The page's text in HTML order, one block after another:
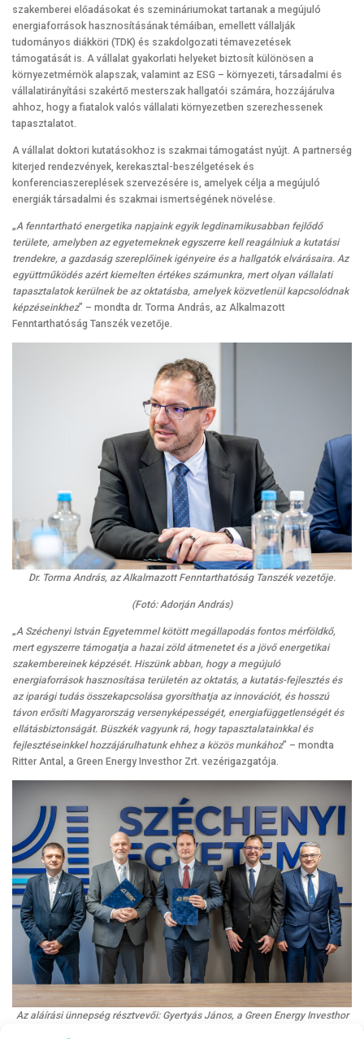
szakemberei előadásokat és szemináriumokat tartanak a megújuló
energiaforrások hasznosításának témáiban, emellett vállalják
tudományos diákköri (TDK) és szakdolgozati témavezetések
támogatását is. A vállalat gyakorlati helyeket biztosít különösen a
környezetmérnök alapszak, valamint az ESG – környezeti, társadalmi és
vállalatirányítási szakértő mesterszak hallgatói számára, hozzájárulva
ahhoz, hogy a fiatalok valós vállalati környezetben szerezhessenek
tapasztalatot.
A vállalat doktori kutatásokhoz is szakmai támogatást nyújt. A partnerség
kiterjed rendezvények, kerekasztal-beszélgetések és
konferenciaszereplések szervezésére is, amelyek célja a megújuló
energiák társadalmi és szakmai ismertségének növelése.
„A fenntartható energetika napjaink egyik legdinamikusabban fejlődő
területe, amelyben az egyetemeknek egyszerre kell reagálniuk a kutatási
trendekre, a gazdaság szereplőinek igényeire és a hallgatók elvárásaira. Az
együttműködés azért kiemelten értékes számunkra, mert olyan vállalati
tapasztalatok kerülnek be az oktatásba, amelyek közvetlenül kapcsolódnak
képzéseinkhez” – mondta dr. Torma András, az Alkalmazott
Fenntarthatóság Tanszék vezetője.
Dr. Torma András, az Alkalmazott Fenntarthatóság Tanszék vezetője.
(Fotó: Adorján András)
„A Széchenyi István Egyetemmel kötött megállapodás fontos mérföldkő,
mert egyszerre támogatja a hazai zöld átmenetet és a jövő energetikai
szakembereinek képzését. Hiszünk abban, hogy a megújuló
energiaforrások hasznosítása területén az oktatás, a kutatás-fejlesztés és
az iparági tudás összekapcsolása gyorsíthatja az innovációt, és hosszú
távon erősíti Magyarország versenyképességét, energiafüggetlenségét és
ellátásbiztonságát. Büszkék vagyunk rá, hogy tapasztalatainkkal és
fejlesztéseinkkel hozzájárulhatunk ehhez a közös munkához” – mondta
Ritter Antal, a Green Energy Investhor Zrt. vezérigazgatója.
Az aláírási ünnepség résztvevői: Gyertyás János, a Green Energy Investhor